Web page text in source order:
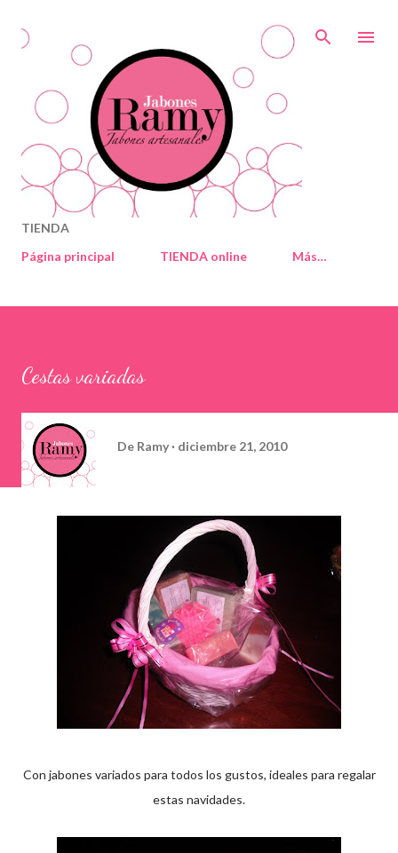
TIENDA
Página principal
TIENDA online Más…
Cestas variadas
De Ramy diciembre 21, 2010
Con jabones variados para todos los gustos, ideales para regalar
estas navidades.